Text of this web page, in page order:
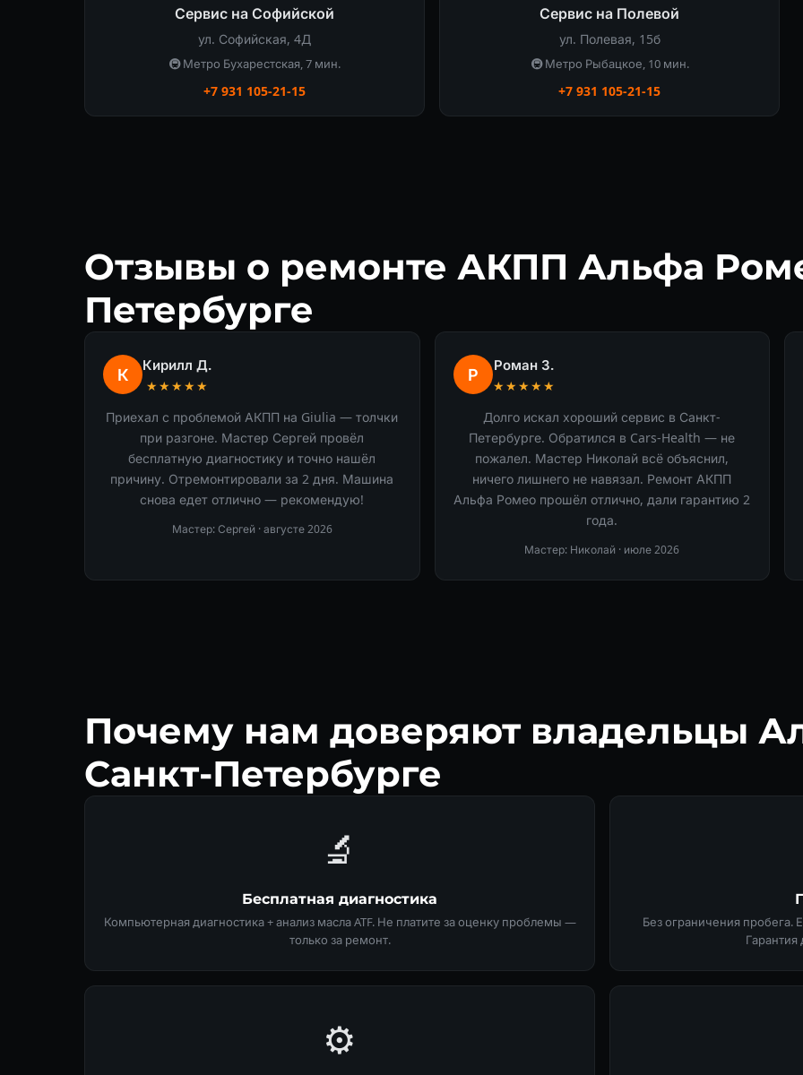
Сервис на Софийской
ул. Софийская, 4Д
🚇 Метро Бухарестская, 7 мин.
+7 931 105-21-15
Сервис на Полевой
ул. Полевая, 15б
🚇 Метро Рыбацкое, 10 мин.
+7 931 105-21-15
Отзывы о ремонте АКПП Альфа
Петербурге
К Кирилл Д.
★★★★★
Приехал с проблемой АКПП на Giulia — толчки
при разгоне. Мастер Сергей провёл
бесплатную диагностику и точно нашёл
причину. Отремонтировали за 2 дня. Машина
снова едет отлично — рекомендую!
Мастер: Сергей ·августе 2026
Р Роман З.
★★★★★
Долго искал хороший сервис в Санкт-
Петербурге. Обратился в Cars-Health — не
пожалел. Мастер Николай всё объяснил,
ничего лишнего не навязал. Ремонт АКПП
Альфа Ромео прошёл отлично, дали гарантию 2
года.
Мастер: Николай · июле 2026
Почему нам доверяют владельцы
Санкт-Петербурге
🔬
Бесплатная диагностика
Компьютерная диагностика + анализ масла ATF. Не платите за оценку проблемы —
только за ремонт.
Без ограничения пробега.
Гарантия
⚙️